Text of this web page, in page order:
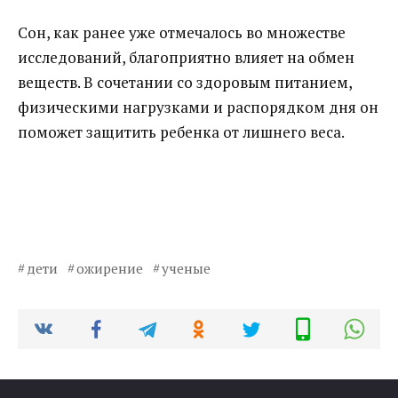
Сон, как ранее уже отмечалось во множестве
исследований, благоприятно влияет на обмен
веществ. В сочетании со здоровым питанием,
физическими нагрузками и распорядком дня он
поможет защитить ребенка от лишнего веса.
дети ожирение ученые